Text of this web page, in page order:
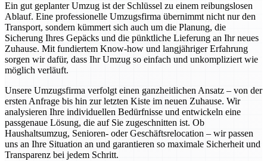
Ein gut geplanter Umzug ist der Schlüssel zu einem reibungslosen
Ablauf. Eine professionelle Umzugsfirma übernimmt nicht nur den
Transport, sondern kümmert sich auch um die Planung, die
Sicherung Ihres Gepäcks und die pünktliche Lieferung an Ihr neues
Zuhause. Mit fundiertem Know-how und langjähriger Erfahrung
sorgen wir dafür, dass Ihr Umzug so einfach und unkompliziert wie
möglich verläuft.
Unsere Umzugsfirma verfolgt einen ganzheitlichen Ansatz – von der
ersten Anfrage bis hin zur letzten Kiste im neuen Zuhause. Wir
analysieren Ihre individuellen Bedürfnisse und entwickeln eine
passgenaue Lösung, die auf Sie zugeschnitten ist. Ob
Haushaltsumzug, Senioren- oder Geschäftsrelocation – wir passen
uns an Ihre Situation an und garantieren so maximale Sicherheit und
Transparenz bei jedem Schritt.